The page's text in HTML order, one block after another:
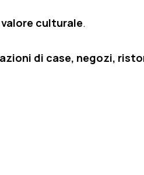
culturale.
di case, negozi,